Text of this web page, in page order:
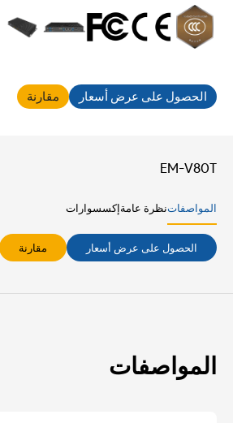
الحصول على عرض أسعار مقارنة
EM-V80T
المواصفاتنظرة عامةإكسسوارات
الحصول على عرض أسعار مقارنة
المواصفات